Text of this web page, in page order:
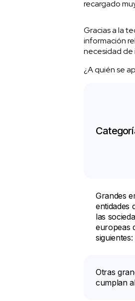
recargado
Gracias a la
información
necesidad de
¿A quién se
Grandes
entidades
las
europeas
siguientes:
Otras
cumplan